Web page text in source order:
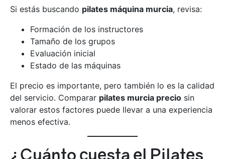
Si estás buscando pilates máquina murcia, revisa:
Formación de los instructores
Tamaño de los grupos
Evaluación inicial
Estado de las máquinas
El precio es importante, pero también lo es la calidad
del servicio. Comparar pilates murcia precio sin
valorar estos factores puede llevar a una experiencia
menos efectiva.
¿Cuánto cuesta el Pilates